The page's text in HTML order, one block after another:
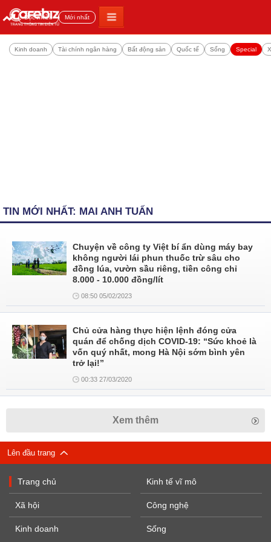
Đọc nhiều Mới nhất
Kinh doanh Tài chính ngân hàng Bất động sản Quốc tế Sống Special
TIN MỚI NHẤT: MAI ANH TUẤN
Chuyện về công ty Việt bí ẩn dùng máy bay
không người lái phun thuốc trừ sâu cho
đồng lúa, vườn sầu riêng, tiền công chỉ
8.000 - 10.000 đồng/lít
08:50 05/02/2023
Chủ cửa hàng thực hiện lệnh đóng cửa
quán để chống dịch COVID-19: “Sức khoẻ là
vốn quý nhất, mong Hà Nội sớm bình yên
trở lại!”
00:33 27/03/2020
Xem thêm
Lên đầu trang
Trang chủ
Xã hội
Kinh doanh
Kinh tế vĩ mô
Công nghệ
Sống